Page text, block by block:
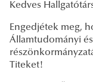
Kedves
Engedjétek meg,
Államtudományi
Titeket!